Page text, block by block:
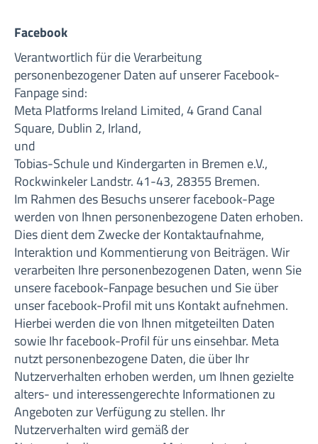
Facebook
Verantwortlich für die Verarbeitung
personenbezogener Daten auf unserer Facebook-
Fanpage sind:
Meta Platforms Ireland Limited, 4 Grand Canal
Square, Dublin 2, Irland,
und
Tobias-Schule und Kindergarten in Bremen e.V.,
Rockwinkeler Landstr. 41-43, 28355 Bremen.
Im Rahmen des Besuchs unserer facebook-Page
werden von Ihnen personenbezogene Daten erhoben.
Dies dient dem Zwecke der Kontaktaufnahme,
Interaktion und Kommentierung von Beiträgen. Wir
verarbeiten Ihre personenbezogenen Daten, wenn Sie
unsere facebook-Fanpage besuchen und Sie über
unser facebook-Profil mit uns Kontakt aufnehmen.
Hierbei werden die von Ihnen mitgeteilten Daten
sowie Ihr facebook-Profil für uns einsehbar. Meta
nutzt personenbezogene Daten, die über Ihr
Nutzerverhalten erhoben werden, um Ihnen gezielte
alters- und interessengerechte Informationen zu
Angeboten zur Verfügung zu stellen. Ihr
Nutzerverhalten wird gemäß der